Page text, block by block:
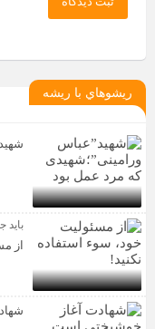
ريشوهاي با ريشه
باید
از